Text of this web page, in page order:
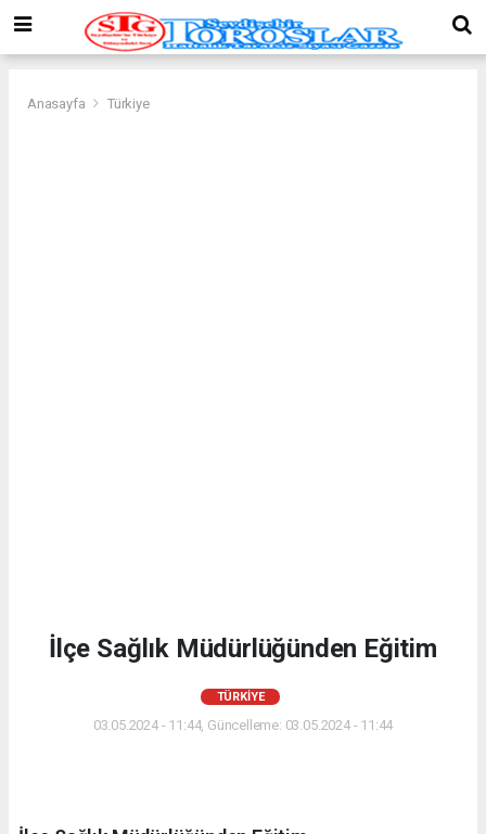
Anasayfa Türkiye
İlçe Sağlık Müdürlüğünden Eğitim
TÜRKIYE
03.05.2024 - 11:44, Güncelleme: 03.05.2024 - 11:44